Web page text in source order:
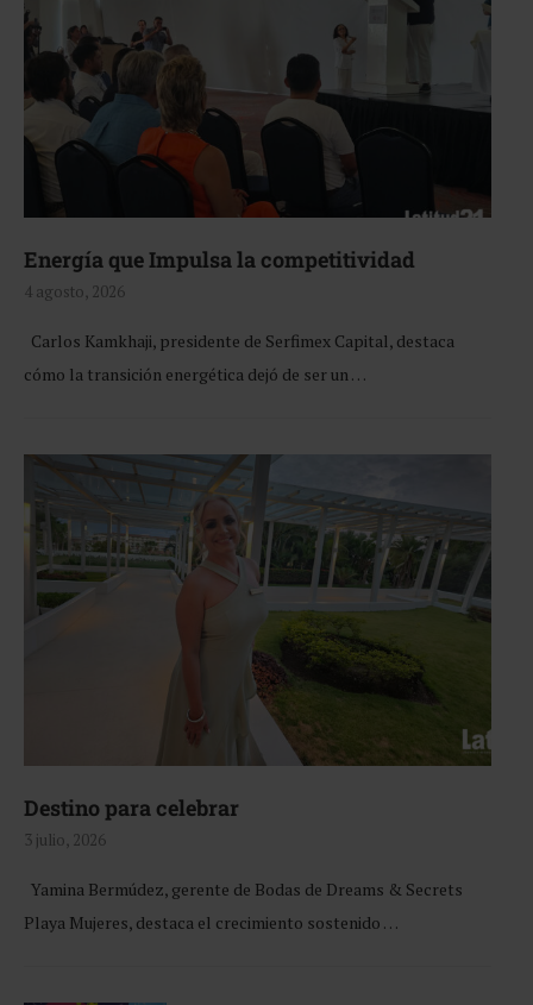
Energía que Impulsa la competitividad
4 agosto, 2026
Carlos Kamkhaji, presidente de Serfimex Capital, destaca
cómo la transición energética dejó de ser un …
Destino para celebrar
3 julio, 2026
Yamina Bermúdez, gerente de Bodas de Dreams & Secrets
Playa Mujeres, destaca el crecimiento sostenido …